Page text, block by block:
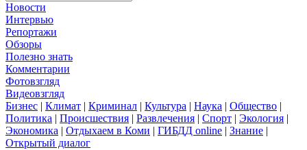
Новости
Интервью
Репортажи
Обзоры
Полезно знать
Комментарии
Фотовзгляд
Видеовзгляд
Бизнес | Климат | Криминал | Культура | Наука | Общество |
Политика | Происшествия | Развлечения | Спорт | Экология |
Экономика | Отдыхаем в Коми | ГИБДД online | Знание |
Открытый диалог